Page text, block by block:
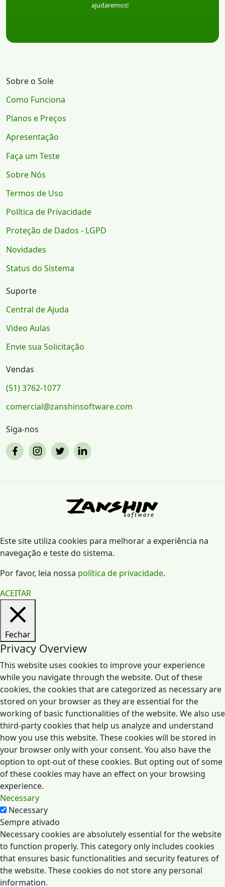
ajudaremos!
Sobre o Sole
Como Funciona
Planos e Preços
Apresentação
Faça um Teste
Sobre Nós
Termos de Uso
Política de Privacidade
Proteção de Dados - LGPD
Novidades
Status do Sistema
Suporte
Central de Ajuda
Video Aulas
Envie sua Solicitação
Vendas
(51) 3762-1077
comercial@zanshinsoftware.com
Siga-nos
Este site utiliza cookies para melhorar a experiência na
navegação e teste do sistema.
Por favor, leia nossa política de privacidade.
ACEITAR
Fechar
Privacy Overview
This website uses cookies to improve your experience
while you navigate through the website. Out of these
cookies, the cookies that are categorized as necessary are
stored on your browser as they are essential for the
working of basic functionalities of the website. We also use
third-party cookies that help us analyze and understand
how you use this website. These cookies will be stored in
your browser only with your consent. You also have the
option to opt-out of these cookies. But opting out of some
of these cookies may have an effect on your browsing
experience.
Necessary
Necessary
Sempre ativado
Necessary cookies are absolutely essential for the website
to function properly. This category only includes cookies
that ensures basic functionalities and security features of
the website. These cookies do not store any personal
information.